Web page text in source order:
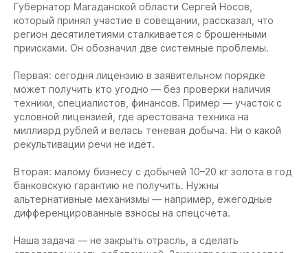
Губернатор Магаданской области Сергей Носов,
который принял участие в совещании, рассказал, что
регион десятилетиями сталкивается с брошенными
приисками. Он обозначил две системные проблемы.
Первая: сегодня лицензию в заявительном порядке
может получить кто угодно — без проверки наличия
техники, специалистов, финансов. Пример — участок с
условной лицензией, где арестована техника на
миллиард рублей и велась теневая добыча. Ни о какой
рекультивации речи не идёт.
Вторая: малому бизнесу с добычей 10–20 кг золота в год
банковскую гарантию не получить. Нужны
альтернативные механизмы — например, ежегодные
дифференцированные взносы на спецсчета.
Наша задача — не закрыть отрасль, а сделать